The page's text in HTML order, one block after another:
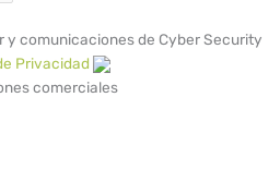
comunicaciones de Cyber Security
Privacidad
comerciales